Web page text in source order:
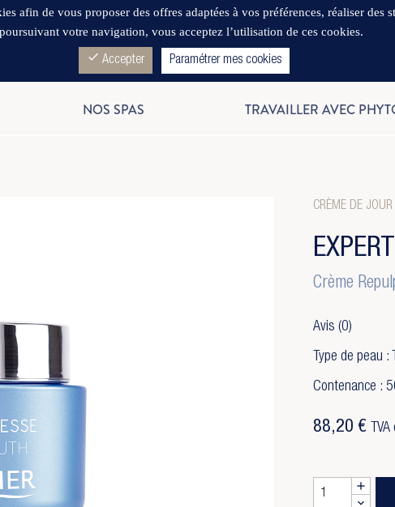
NOS SPAS TRAVAILLER AVEC
CRÈME DE JOUR
Crème
Avis(0)
Type de peau :
Contenance :
88,20 €
afin de vous proposer des offres adaptées à vos préférences, réaliser des
poursuivant votre navigation, vous acceptez l’utilisation de ces cookies.
check Accepter Paramétrer mes cookies